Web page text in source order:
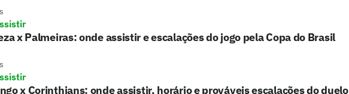
x Palmeiras: onde assistir e escalações do jogo pela Copa do Brasil
x Corinthians: onde assistir, horário e prováveis escalações do duelo